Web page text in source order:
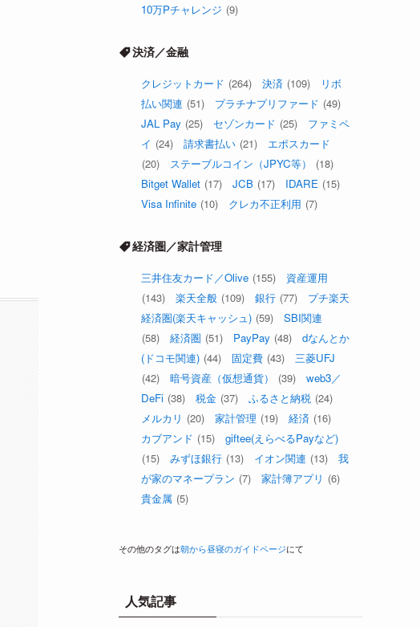
10万Pチャレンジ (9)
決済／金融
クレジットカード (264) 決済 (109)
リボ
払い関連 (51) プラチナプリファード (49)
JAL Pay (25) セゾンカード (25)
ファミペ
イ (24) 請求書払い (21)
エポスカード
(20)
ステーブルコイン（JPYC等）
(18)
Bitget Wallet (17) JCB (17) IDARE (15)
Visa Infinite (10) クレカ不正利用 (7)
経済圏／家計管理
三井住友カード／Olive (155)
資産運用
(143)
楽天全般 (109) 銀行 (77)
プチ楽天
経済圏(楽天キャッシュ) (59)
SBI関連
(58)
経済圏 (51) PayPay (48)
dなんとか
(ドコモ関連) (44) 固定費 (43)
三菱UFJ
(42)
暗号資産（仮想通貨） (39)
web3／
DeFi (38) 税金 (37) ふるさと納税 (24)
メルカリ (20) 家計管理 (19) 経済 (16)
カブアンド (15)
giftee(えらべるPayなど)
(15)
みずほ銀行 (13) イオン関連 (13)
我
が家のマネープラン (7) 家計簿アプリ (6)
貴金属 (5)
その他のタグは朝から昼寝のガイドページにて
人気記事